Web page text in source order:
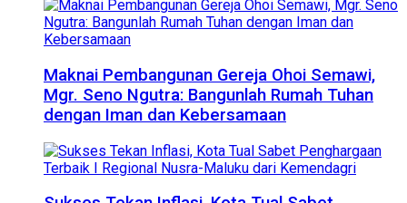
Maknai Pembangunan Gereja Ohoi Semawi,
Mgr. Seno Ngutra: Bangunlah Rumah Tuhan
dengan Iman dan Kebersamaan